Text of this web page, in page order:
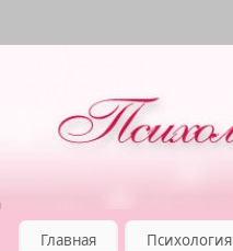
Главная Психология